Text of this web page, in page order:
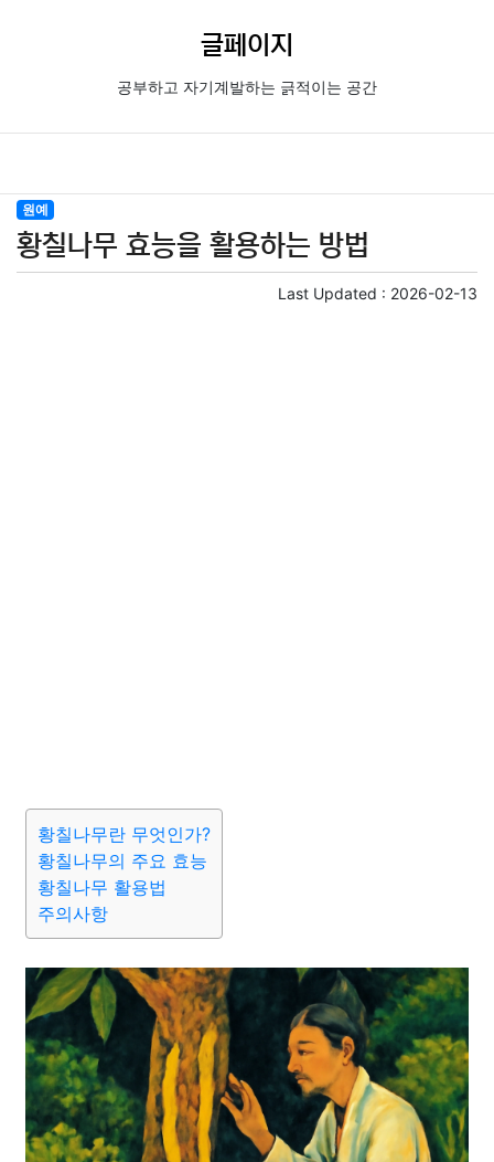
글페이지
공부하고 자기계발하는 긁적이는 공간
원예
황칠나무 효능을 활용하는 방법
Last Updated : 2026-02-13
황칠나무란 무엇인가?
황칠나무의 주요 효능
황칠나무 활용법
주의사항